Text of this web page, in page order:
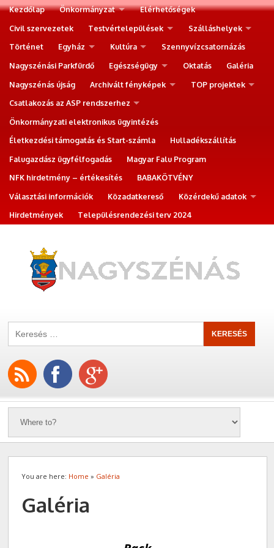
Kezdőlap Önkormányzat
Elérhetőségek
Civil szervezetek
Testvértelepülések
Szálláshelyek
Történet
Egyház Kultúra
Szennyvízcsatornázás
Nagyszénási Parkfürdő
Egészségügy Oktatás
Galéria
Nagyszénás újság
Archivált fényképek
TOP projektek
Csatlakozás az ASP rendszerhez
Önkormányzati elektronikus ügyintézés
Életkezdési támogatás és Start-számla
Hulladékszállítás
Falugazdász ügyfélfogadás
Magyar Falu Program
NFK hirdetmény – értékesítés
BABAKÖTVÉNY
Választási információk
Közadatkereső
Közérdekű adatok
Hirdetmények
Településrendezési terv 2024
You are here: Home » Galéria
Galéria